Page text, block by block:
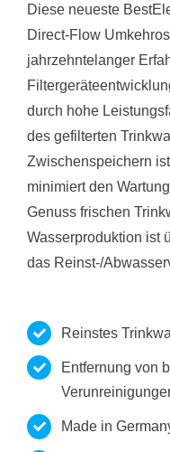
Diese neueste
Direct-Flow
jahrzehntelanger
durch hohe
des gefilterten
Zwischenspeichern
minimiert den
Genuss frischen
Wasserproduktion ist
das Reinst-/
Reinstes
Entfernung von
Made in